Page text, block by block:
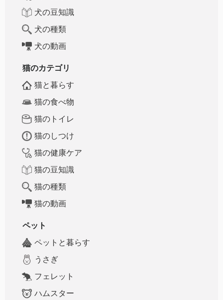
犬の豆知識
犬の種類
犬の動画
猫のカテゴリ
猫と暮らす
猫の食べ物
猫のトイレ
猫のしつけ
猫の健康ケア
猫の豆知識
猫の種類
猫の動画
ペット
ペットと暮らす
うさぎ
フェレット
ハムスター